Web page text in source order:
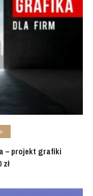
– projekt grafiki
zł